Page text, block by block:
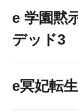
e 学園黙
デッド3
e冥妃転生